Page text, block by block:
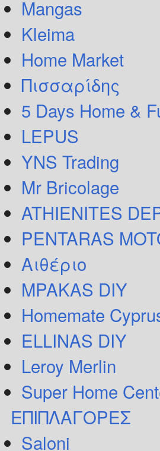
Mangas
Kleima
Home Market
Πισσαρίδης
5 Days Home &
LEPUS
YNS Trading
Mr Bricolage
ATHIENITES
PENTARAS
Αιθέριο
MPAKAS DIY
Homemate
ELLINAS DIY
Leroy Merlin
Super Home
ΕΠΙΠΛΑΓΟΡΕΣ
Saloni